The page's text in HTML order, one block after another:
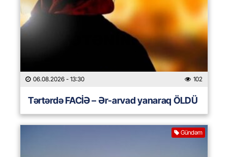
06.08.2026 - 13:30 102
Tərtərdə FACİƏ – Ər-arvad yanaraq ÖLDÜ
Gündəm